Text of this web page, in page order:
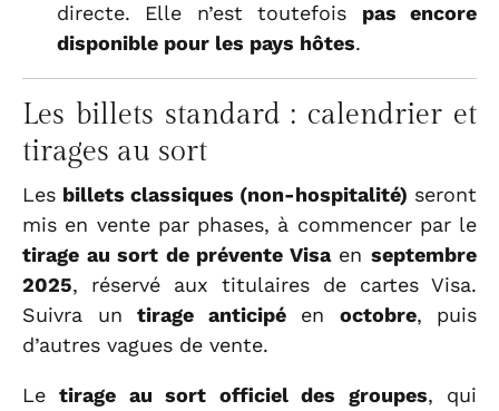
directe. Elle n’est toutefois pas encore
disponible pour les pays hôtes.
Les billets standard : calendrier et
tirages au sort
Les billets classiques (non-hospitalité) seront
mis en vente par phases, à commencer par le
tirage au sort de prévente Visaenseptembre
2025, réservé aux titulaires de cartes Visa.
Suivra un tirage anticipéen octobre, puis
d’autres vagues de vente.
Letirage au sort officiel des groupes, qui